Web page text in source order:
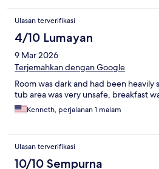
Ulasan terverifikasi
4/10 Lumayan
9 Mar 2026
Terjemahkan dengan Google
Room was dark and had been
tub area was very unsafe, breakfast
Kenneth, perjalanan 1 malam
Ulasan terverifikasi
10/10 Sempurna